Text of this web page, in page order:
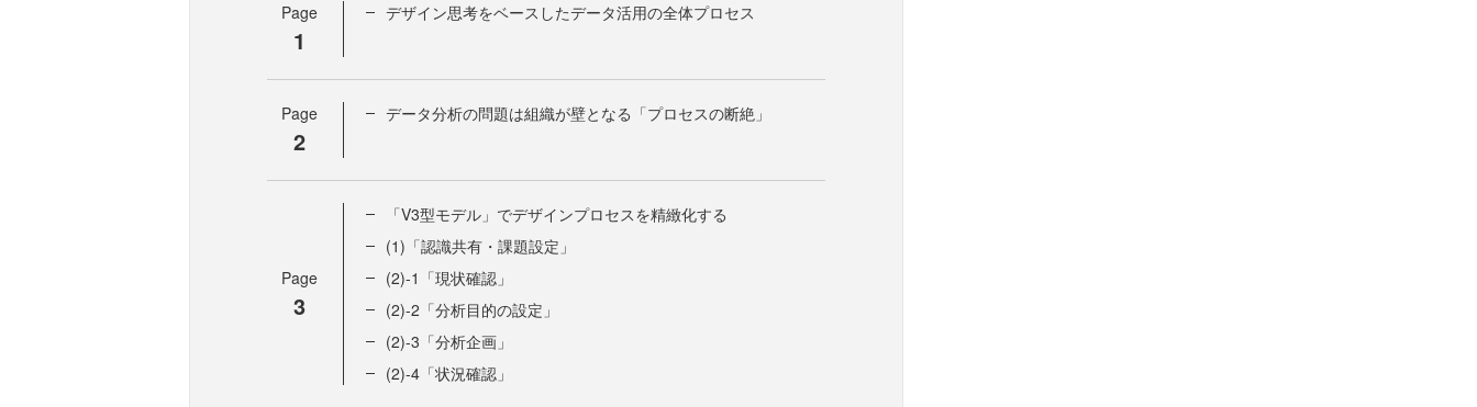
Page
1
デザイン思考をベースしたデータ活用の全体プロセス
Page
2
データ分析の問題は組織が壁となる「プロセスの断絶」
Page
3
「V3型モデル」でデザインプロセスを精緻化する
(1)「認識共有・課題設定」
(2)-1「現状確認」
(2)-2「分析目的の設定」
(2)-3「分析企画」
(2)-4「状況確認」